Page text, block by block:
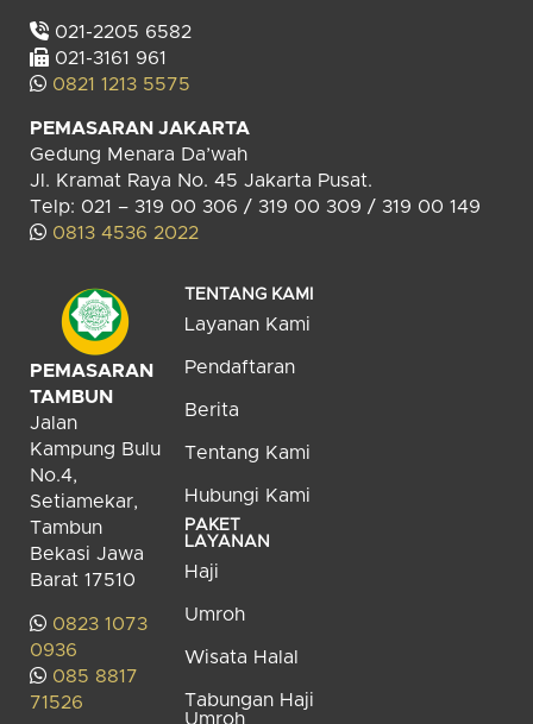
021-2205 6582
021-3161 961
0821 1213 5575
PEMASARAN JAKARTA
Gedung Menara Da’wah
Jl. Kramat Raya No. 45 Jakarta Pusat.
Telp: 021 – 319 00 306 / 319 00 309 / 319 00 149
0813 4536 2022
PEMASARAN
TAMBUN
Jalan
Kampung Bulu
No.4,
Setiamekar,
Tambun
Bekasi Jawa
Barat 17510
0823 1073
0936
085 8817
71526
TENTANG KAMI
Layanan Kami
Pendaftaran
Berita
Tentang Kami
Hubungi Kami
PAKET
LAYANAN
Haji
Umroh
Wisata Halal
Tabungan Haji
Umroh